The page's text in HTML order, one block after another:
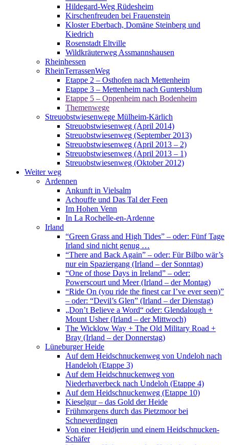
Hildegard-Weg Rüdesheim
Kirschenfreuden bei Frauenstein
Kloster Eberbach, Domäne Steinberg und
Kiedrich
Rosenstadt Eltville
Wildkräuterweg Assmannshausen
Rheinhessen
RheinTerrassenWeg
Etappe 2 – Osthofen nach Mettenheim
Etappe 3 – Mettenheim nach Guntersblum
Etappe 5 – Oppenheim nach Bodenheim
Themenwege
Streuobstwiesenwege Mülheim-Kärlich
Streuobstwiesenweg (April 2014)
Streuobstwiesenweg (September 2013)
Streuobstwiesenweg (April 2013 – 2)
Streuobstwiesenweg (April 2013 – 1)
Streuobstwiesenweg (Oktober 2012)
Weiter weg
Ardennen
Ankunft in Vielsalm
Achouffe und Das Tal der Feen
Im Hohen Venn
In La Rochelle-en-Ardenne
Irland
“Green Grass and High Tides” – oder: Fünf Tage
Irland sind nicht genug …
“There and Back Again” – oder: Für Bilbo wär’s
nur ein Spaziergang (Irland – der Sonntag)
“One of those Days in Ireland” – oder:
Powerscourt und Meer (Irland – der Montag)
“Ride On (you ride the finest car I’ve ever seen)”
– oder: “Devil’s Glen” (Irland – der Dienstag)
„Don’t Believe a Word“ oder: Glendalough +
Mount Usher (Irland – der Mittwoch)
The Wicklow Way + The Old Military Road +
Bray (Irland – der Donnerstag)
Lüneburger Heide
Auf dem Heidschnuckenweg von Undeloh nach
Handeloh (Etappe 3)
Auf dem Heidschnuckenweg von
Niederhaverbeck nach Undeloh (Etappe 4)
Auf dem Heidschnuckenweg (Etappe 10)
Kieselgur – das Gold der Heide
Frühmorgens durch das Pietzmoor bei
Schneverdingen
Von einer Heidjerin und einem Heidschnucken-
Schäfer